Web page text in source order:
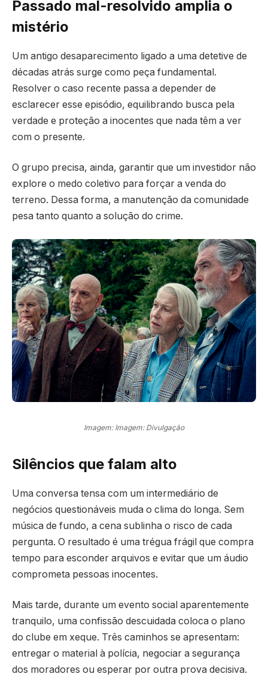
Passado mal-resolvido amplia o
mistério
Um antigo desaparecimento ligado a uma detetive de
décadas atrás surge como peça fundamental.
Resolver o caso recente passa a depender de
esclarecer esse episódio, equilibrando busca pela
verdade e proteção a inocentes que nada têm a ver
com o presente.
O grupo precisa, ainda, garantir que um investidor não
explore o medo coletivo para forçar a venda do
terreno. Dessa forma, a manutenção da comunidade
pesa tanto quanto a solução do crime.
Imagem: Imagem: Divulgação
Silêncios que falam alto
Uma conversa tensa com um intermediário de
negócios questionáveis muda o clima do longa. Sem
música de fundo, a cena sublinha o risco de cada
pergunta. O resultado é uma trégua frágil que compra
tempo para esconder arquivos e evitar que um áudio
comprometa pessoas inocentes.
Mais tarde, durante um evento social aparentemente
tranquilo, uma confissão descuidada coloca o plano
do clube em xeque. Três caminhos se apresentam:
entregar o material à polícia, negociar a segurança
dos moradores ou esperar por outra prova decisiva.